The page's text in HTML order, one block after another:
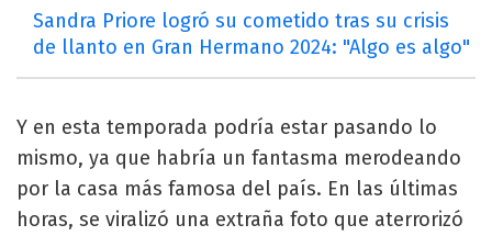
Sandra Priore logró su cometido tras su crisis
de llanto en Gran Hermano 2024: "Algo es algo"
Y en esta temporada podría estar pasando lo
mismo, ya que habría un fantasma merodeando
por la casa más famosa del país. En las últimas
horas, se viralizó una extraña foto que aterrorizó